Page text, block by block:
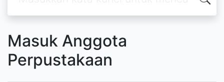
Masuk Anggota
Perpustakaan